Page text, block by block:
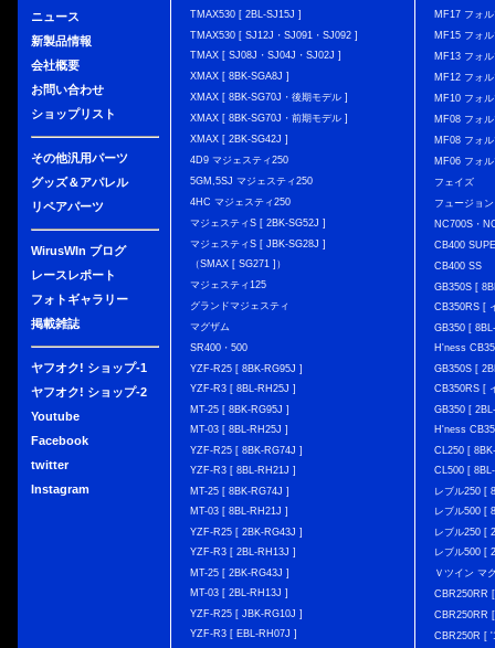
ニュース
新製品情報
会社概要
お問い合わせ
ショップリスト
その他汎用パーツ
グッズ＆アパレル
リペアパーツ
WirusWIn ブログ
レースレポート
フォトギャラリー
掲載雑誌
ヤフオク! ショップ-1
ヤフオク! ショップ-2
Youtube
Facebook
twitter
Instagram
TMAX530 [ 2BL-SJ15J ]
TMAX530 [ SJ12J・SJ091・SJ092 ]
TMAX [ SJ08J・SJ04J・SJ02J ]
XMAX [ 8BK-SGA8J ]
XMAX [ 8BK-SG70J・後期モデル ]
XMAX [ 8BK-SG70J・前期モデル ]
XMAX [ 2BK-SG42J ]
4D9 マジェスティ250
5GM,5SJ マジェスティ250
4HC マジェスティ250
マジェスティS [ 2BK-SG52J ]
マジェスティS [ JBK-SG28J ]
（SMAX [ SG271 ]）
マジェスティ125
グランドマジェスティ
マグザム
SR400・500
YZF-R25 [ 8BK-RG95J ]
YZF-R3 [ 8BL-RH25J ]
MT-25 [ 8BK-RG95J ]
MT-03 [ 8BL-RH25J ]
YZF-R25 [ 8BK-RG74J ]
YZF-R3 [ 8BL-RH21J ]
MT-25 [ 8BK-RG74J ]
MT-03 [ 8BL-RH21J ]
YZF-R25 [ 2BK-RG43J ]
YZF-R3 [ 2BL-RH13J ]
MT-25 [ 2BK-RG43J ]
MT-03 [ 2BL-RH13J ]
YZF-R25 [ JBK-RG10J ]
YZF-R3 [ EBL-RH07J ]
MF17 フォ
MF15 フォ
MF13 フォ
MF12 フォ
MF10 フォ
MF08 フォ
MF08 フォ
MF06 フォ
フェイズ
フュージョン
NC700S・
CB400
CB400 SS
GB350S [
CB350RS [
GB350 [
H'ness
GB350S [
CB350RS [
GB350 [
H'ness
CL250 [
CL500 [
レブル250 [
レブル500 [
レブル250 [
レブル500 [
Ｖツイン マ
CBR250RR
CBR250RR
CBR250R [